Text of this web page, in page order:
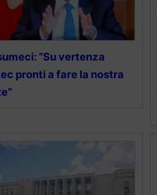
“Su vertenza
pronti a fare la nostra